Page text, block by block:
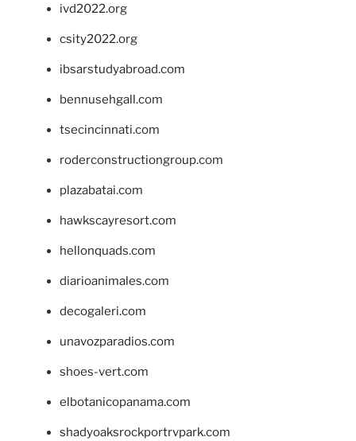
ivd2022.org
csity2022.org
ibsarstudyabroad.com
bennusehgall.com
tsecincinnati.com
roderconstructiongroup.com
plazabatai.com
hawkscayresort.com
hellonquads.com
diarioanimales.com
decogaleri.com
unavozparadios.com
shoes-vert.com
elbotanicopanama.com
shadyoaksrockportrvpark.com